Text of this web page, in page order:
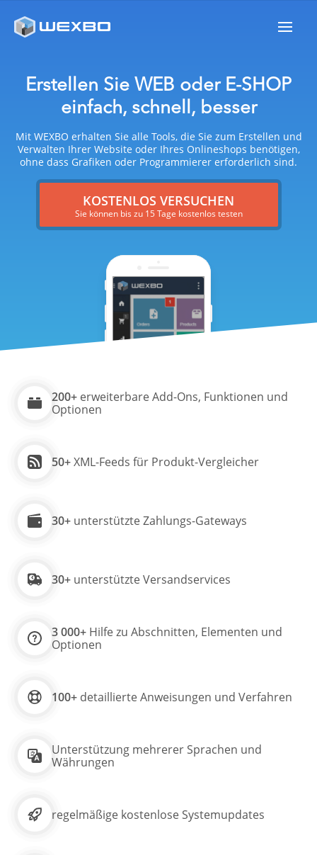
Erstellen Sie WEB oder E-SHOP
einfach, schnell, besser
Mit WEXBO erhalten Sie alle Tools, die Sie zum Erstellen und
Verwalten Ihrer Website oder Ihres Onlineshops benötigen,
ohne dass Grafiken oder Programmierer erforderlich sind.
KOSTENLOS VERSUCHEN
Sie können bis zu 15 Tage kostenlos testen
200+ erweiterbare Add-Ons, Funktionen und
Optionen
50+XML-Feeds für Produkt-Vergleicher
30+ unterstützte Zahlungs-Gateways
30+ unterstützte Versandservices
3 000+ Hilfe zu Abschnitten, Elementen und
Optionen
100+ detaillierte Anweisungen und Verfahren
Unterstützung mehrerer Sprachen und
Währungen
regelmäßige kostenlose Systemupdates